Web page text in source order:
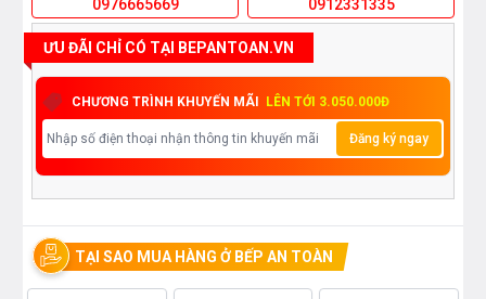
0976665669 0912331335
ƯU ĐÃI CHỈ CÓ TẠI BEPANTOAN.VN
CHƯƠNG TRÌNH KHUYẾN MÃI LÊN TỚI 3.050.000Đ
Đăng ký ngay
TẠI SAO MUA HÀNG Ở BẾP AN TOÀN